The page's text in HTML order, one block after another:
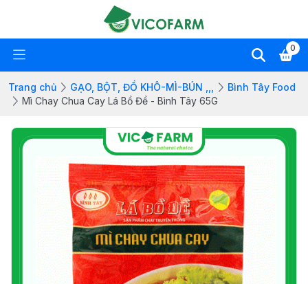
0
Trang chủ GẠO, BỘT, ĐỒ KHÔ-MÌ-BÚN ,,,
Bình Tây Food
Mì Chay Chua Cay Lá Bồ Đề - Bình Tây 65G